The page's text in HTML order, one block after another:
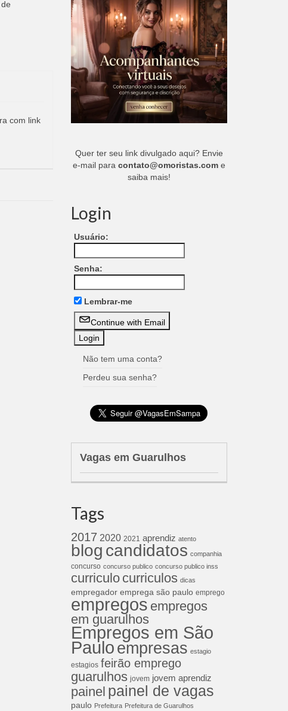
com link
Quer ter seu link divulgado aqui? Envie
e-mail para contato@omoristas.come
saiba mais!
Login
Usuário:
Senha:
Lembrar-me
Continue with Email
Não tem uma conta?
Perdeu sua senha?
Vagas em Guarulhos
Tags
2017 2020 2021 aprendiz atento
blog candidatos companhia
concurso concurso publico concurso publico inss
curriculo curriculos dicas
empregador emprega são paulo emprego
empregos empregos
em guarulhos
Empregos em São
Pauloempresas estagio
estagios feirão emprego
guarulhos jovem jovem aprendiz
painel painel de vagas
paulo Prefeitura Prefeitura de Guarulhos